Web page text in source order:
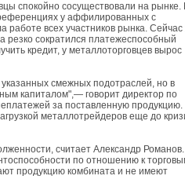
спокойно сосуществовали на рынке.
у аффилированных с
всех участников рынка. Сейчас
резко сократился платежеспособный
кредит, у металлоторговцев вырос
смежных подотраслей, но в
капиталом",— говорит директор по
за поставленную продукцию.
металлотрейдеров еще до
считает Александр Романов.
по отношению к
продукцию комбината и не имеют